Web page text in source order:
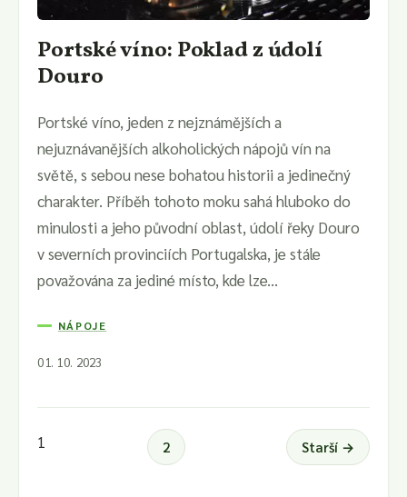
Portské víno: Poklad z údolí
Douro
Portské víno, jeden z nejznámějších a
nejuznávanějších alkoholických nápojů vín na
světě, s sebou nese bohatou historii a jedinečný
charakter. Příběh tohoto moku sahá hluboko do
minulosti a jeho původní oblast, údolí řeky Douro
v severních provinciích Portugalska, je stále
považována za jediné místo, kde lze...
NÁPOJE
01. 10. 2023
1 2 Starší →